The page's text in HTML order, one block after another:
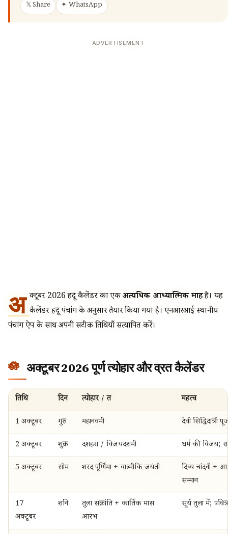
𝕏 Share ✦ WhatsApp
ADVERTISEMENT
अ क्टूबर 2026 हिंदू कैलेंडर का एकअत्यधिक आध्यात्मिक माहहै। यह
कैलेंडर हिंदू पंचांग के अनुसार तैयार किया गया है। एनआरआई स्थानीय
पंचांग ऐप के साथ अपनी सटीक तिथियाँ सत्यापित करें।
अक्टूबर 2026 पूर्ण त्योहार और व्रत कैलेंडर
तिथि दिन त्योहार / व्रत
महत्व
1 अक्टूबर
गुरु महानवमी
देवी सिद्धिदात्री
2 अक्टूबर
शुक्र दशहरा / विजयदशमी
धर्म की विजय;
5 अक्टूबर
सोम शरद पूर्णिमा + वाल्मीकि जयंती
दिव्य चांदनी +
सम्मान
17
अक्टूबर
शनि
तुला संक्रांति + कार्तिक मास
आरंभ
सूर्य तुला में;